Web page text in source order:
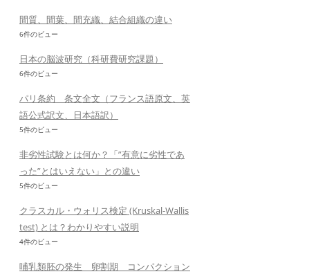
間質、間葉、間充織、結合組織の違い
6件のビュー
日本の脳波研究（科研費研究課題）
6件のビュー
パリ条約 条文全文（フランス語原文、英
語公式訳文、日本語訳）
5件のビュー
非劣性試験とは何か？「”有意に劣性であ
った”とはいえない」との違い
5件のビュー
クラスカル・ウォリス検定 (Kruskal-Wallis
test) とは？わかりやすい説明
4件のビュー
哺乳類胚の発生 卵割期 コンパクション